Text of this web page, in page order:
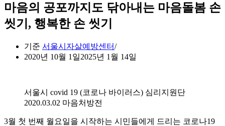
마음의 공포까지도 닦아내는 마음돌봄 손
씻기, 행복한 손 씻기
기준 서울시자살예방센터
2020년 10월 1일2025년 1월 14일
서울시 covid 19 (코로나 바이러스) 심리지원단
2020.03.02 마음처방전
3월 첫 번째 월요일을 시작하는 시민들에게 드리는 코로나19